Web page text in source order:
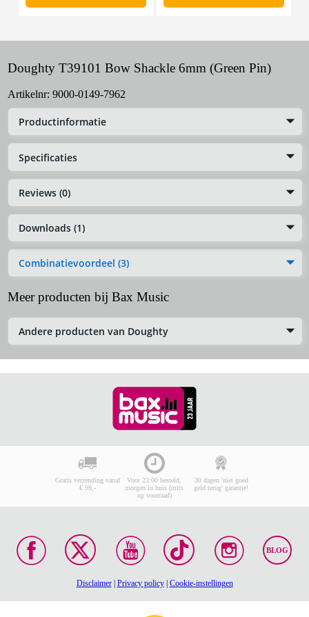
Doughty T39101 Bow Shackle 6mm (Green Pin)
Artikelnr: 9000-0149-7962
Productinformatie
Specificaties
Reviews (0)
Downloads (1)
Combinatievoordeel (3)
Meer producten bij Bax Music
Andere producten van Doughty
Gratis verzending vanaf
€ 99,-
Voor 23:00 besteld,
morgen in huis (mits
op voorraad)
30 dagen 'niet goed
geld terug' garantie!
BLOG
Disclaimer| Privacy policy| Cookie-instellingen